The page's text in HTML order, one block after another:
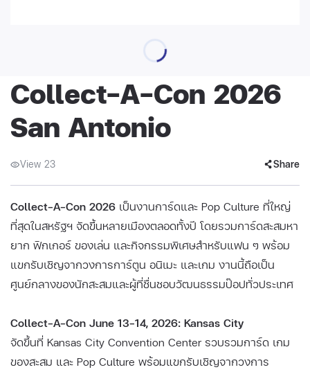
Collect-A-Con 2026
San Antonio
View 23 Share
Collect-A-Con 2026 เป็นงานการ์ดและ Pop Culture ที่ใหญ่
ที่สุดในสหรัฐฯ จัดขึ้นหลายเมืองตลอดทั้งปี โดยรวมการ์ดสะสมหา
ยาก ฟิกเกอร์ ของเล่น และกิจกรรมพิเศษสำหรับแฟน ๆ พร้อม
แขกรับเชิญจากวงการการ์ตูน อนิเมะ และเกม งานนี้ถือเป็น
ศูนย์กลางของนักสะสมและผู้ที่ชื่นชอบวัฒนธรรมป๊อปทั่วประเทศ
Collect-A-Con June 13–14, 2026: Kansas City
จัดขึ้นที่ Kansas City Convention Center รวบรวมการ์ด เกม
ของสะสม และ Pop Culture พร้อมแขกรับเชิญจากวงการ